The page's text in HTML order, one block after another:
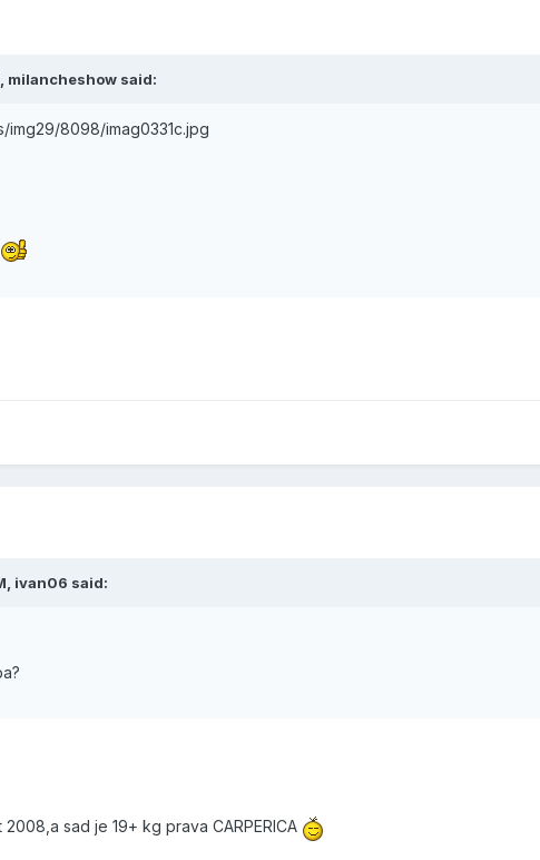
milancheshow said:
img29/8098/imag0331c.jpg
ivan06 said:
sad je 19+ kg prava CARPERICA